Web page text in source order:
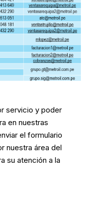
servicio y poder
en nuestras
el formulario
nuestra área del
su atención a la